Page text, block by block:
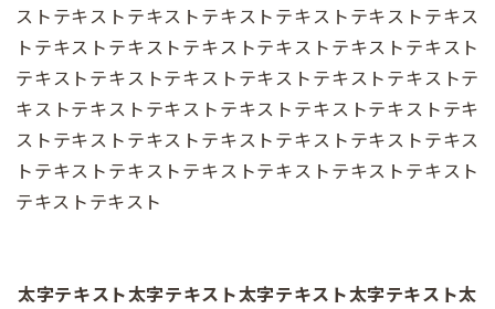
ストテキストテキストテキストテキストテキストテキス
トテキストテキストテキストテキストテキストテキスト
テキストテキストテキストテキストテキストテキストテ
キストテキストテキストテキストテキストテキストテキ
ストテキストテキストテキストテキストテキストテキス
トテキストテキストテキストテキストテキストテキスト
テキストテキスト
太字テキスト太字テキスト太字テキスト太字テキスト太